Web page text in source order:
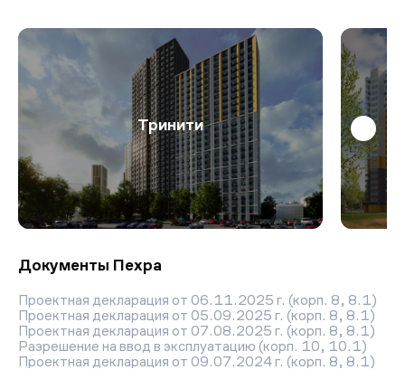
Тринити
Документы Пехра
Проектная декларация от 06.11.2025 г. (корп. 8, 8.1)
Проектная декларация от 05.09.2025 г. (корп. 8, 8.1)
Проектная декларация от 07.08.2025 г. (корп. 8, 8.1)
Разрешение на ввод в эксплуатацию (корп. 10, 10.1)
Проектная декларация от 09.07.2024 г. (корп. 8, 8.1)